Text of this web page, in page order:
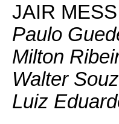
JAIR
Paulo
Milton
Walter
Luiz